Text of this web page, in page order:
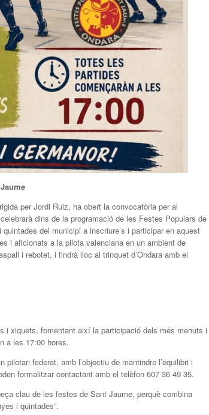
per Jordi Ruiz, ha obert la convocatòria per al
dins de la programació de les Festes Populars de
del municipi a inscriure’s i participar en aquest
i aficionats a la pilota valenciana en un ambient de
i rebotet, i tindrà lloc al trinquet d’Ondara amb el
i xiquets, fomentant així la participació dels més menuts i
a les 17:00 hores.
federat, amb l’objectiu de mantindre l’equilibri i
formalitzar contactant amb el telèfon 607 36 49 35.
clau de les festes de Sant Jaume, perquè combina
i quintades”.